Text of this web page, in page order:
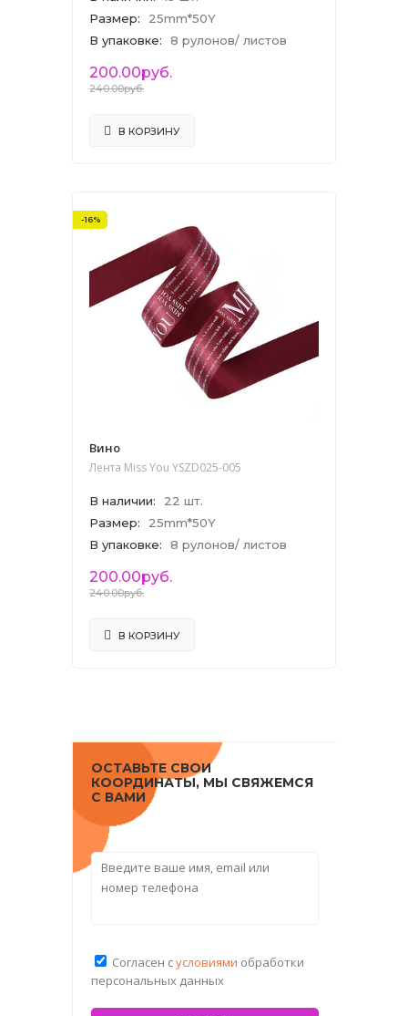
Размер:
25mm*50Y
В упаковке: 8 рулонов/ листов
200.00руб.
240.00руб.
В КОРЗИНУ
-16%
Вино
Лента Miss You YSZD025-005
В наличии:
22 шт.
Размер:
25mm*50Y
В упаковке: 8 рулонов/ листов
200.00руб.
240.00руб.
В КОРЗИНУ
ОСТАВЬТЕ СВОИ
КООРДИНАТЫ, МЫ СВЯЖЕМСЯ
С ВАМИ
Согласен сусловиями обработки
персональных данных